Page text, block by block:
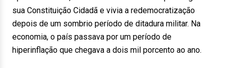
sua Constituição Cidadã e vivia a redemocratização
depois de um sombrio período de ditadura militar. Na
economia, o país passava por um período de
hiperinflação que chegava a dois mil porcento ao ano.